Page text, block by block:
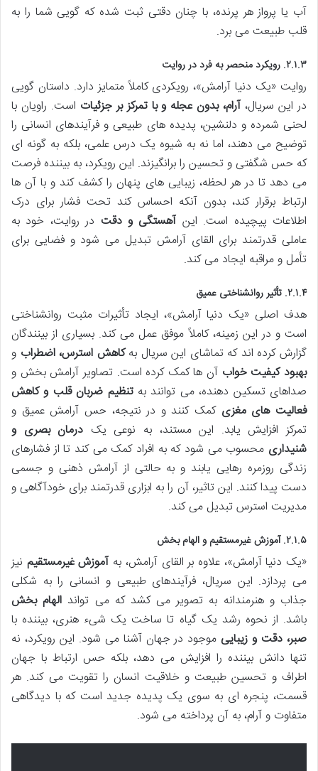
آب یا پرواز هر پرنده، با چنان دقتی ثبت شده که گویی شما را به
قلب طبیعت می برد.
۲.۱.۳. رویکرد منحصر به فرد در روایت
روایت «یک دنیا آرامش»، رویکردی کاملاً متمایز دارد. داستان گویی
در این سریال،آرام، بدون عجله و با تمرکز بر جزئیات است. راویان با
لحنی شمرده و دلنشین، پدیده های طبیعی و فرآیندهای انسانی را
توضیح می دهند، اما نه به شیوه یک درس علمی، بلکه به گونه ای
که حس شگفتی و تحسین را برانگیزند. این رویکرد، به بیننده فرصت
می دهد تا در هر لحظه، زیبایی های پنهان را کشف کند و با آن ها
ارتباط برقرار کند، بدون آنکه احساس کند تحت فشار برای درک
اطلاعات پیچیده است. اینآهستگی و دقت در روایت، خود به
عاملی قدرتمند برای القای آرامش تبدیل می شود و فضایی برای
تأمل و مراقبه ایجاد می کند.
۲.۱.۴. تأثیر روانشناختی عمیق
هدف اصلی «یک دنیا آرامش»، ایجاد تأثیرات مثبت روانشناختی
است و در این زمینه، کاملاً موفق عمل می کند. بسیاری از بینندگان
گزارش کرده اند که تماشای این سریال بهکاهش استرس، اضطراب و
بهبود کیفیت خواب آن ها کمک کرده است. تصاویر آرامش بخش و
صداهای تسکین دهنده، می توانند بهتنظیم ضربان قلب و کاهش
فعالیت های مغزی کمک کنند و در نتیجه، حس آرامش عمیق و
تمرکز افزایش یابد. این مستند، به نوعی یک درمان بصری و
شنیداری محسوب می شود که به افراد کمک می کند تا از فشارهای
زندگی روزمره رهایی یابند و به حالتی از آرامش ذهنی و جسمی
دست پیدا کنند. این تاثیر، آن را به ابزاری قدرتمند برای خودآگاهی و
مدیریت استرس تبدیل می کند.
۲.۱.۵. آموزش غیرمستقیم و الهام بخش
«یک دنیا آرامش»، علاوه بر القای آرامش، بهآموزش غیرمستقیم نیز
می پردازد. این سریال، فرآیندهای طبیعی و انسانی را به شکلی
جذاب و هنرمندانه به تصویر می کشد که می تواند الهام بخش
باشد. از نحوه رشد یک گیاه تا ساخت یک شیء هنری، بیننده با
صبر، دقت و زیباییموجود در جهان آشنا می شود. این رویکرد، نه
تنها دانش بیننده را افزایش می دهد، بلکه حس ارتباط با جهان
اطراف و تحسین طبیعت و خلاقیت انسان را تقویت می کند. هر
قسمت، پنجره ای به سوی یک پدیده جدید است که با دیدگاهی
متفاوت و آرام، به آن پرداخته می شود.